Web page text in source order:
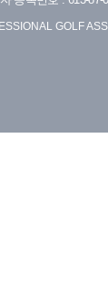
GOLF